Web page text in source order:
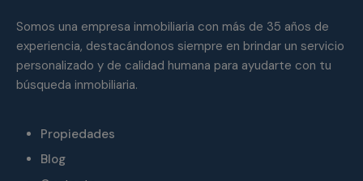
Somos una empresa inmobiliaria con más de 35 años de
experiencia, destacándonos siempre en brindar un servicio
personalizado y de calidad humana para ayudarte con tu
búsqueda inmobiliaria.
Propiedades
Blog